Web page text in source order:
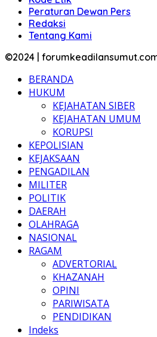
Peraturan Dewan Pers
Redaksi
Tentang Kami
©2024 |
BERANDA
HUKUM
KEJAHATAN SIBER
KEJAHATAN UMUM
KORUPSI
KEPOLISIAN
KEJAKSAAN
PENGADILAN
MILITER
POLITIK
DAERAH
OLAHRAGA
NASIONAL
RAGAM
ADVERTORIAL
KHAZANAH
OPINI
PARIWISATA
PENDIDIKAN
Indeks